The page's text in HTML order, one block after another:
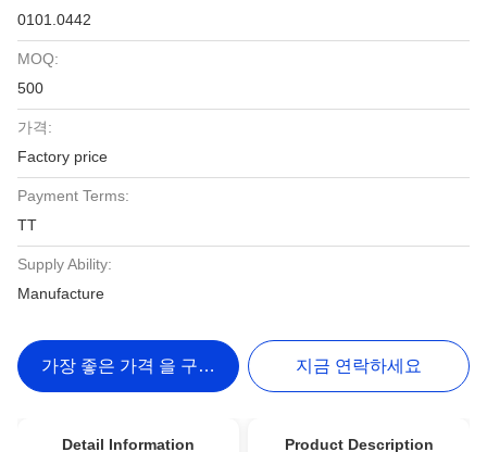
0101.0442
MOQ:
500
가격:
Factory price
Payment Terms:
TT
Supply Ability:
Manufacture
가장 좋은 가격 을 구하라 지금 연락하세요
Detail Information Product Description